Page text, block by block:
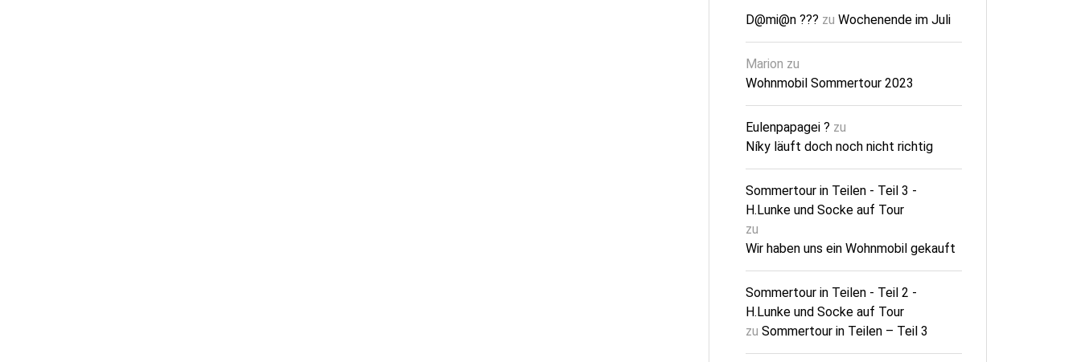
D@mi@n ??? zu Wochenende im Juli
Marion zu
Wohnmobil Sommertour 2023
Eulenpapagei ? zu
Níky läuft doch noch nicht richtig
Sommertour in Teilen - Teil 3 -
H.Lunke und Socke auf Tour
zu
Wir haben uns ein Wohnmobil gekauft
Sommertour in Teilen - Teil 2 -
H.Lunke und Socke auf Tour
zu Sommertour in Teilen – Teil 3